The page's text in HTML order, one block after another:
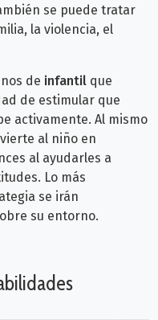
se puede tratar
la violencia, el
de infantil que
de estimular que
activamente. Al mismo
al niño en
al ayudarles a
Lo más
se irán
su entorno.